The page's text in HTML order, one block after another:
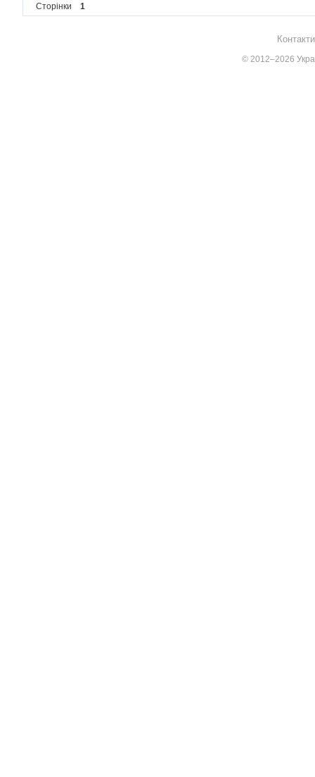
Сторінки 1
© 2012–2026